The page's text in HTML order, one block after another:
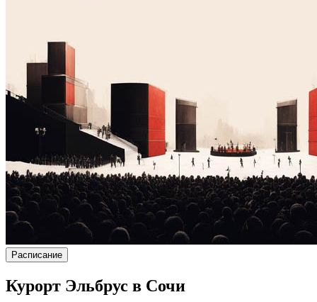
Расписание
Курорт Эльбрус в Сочи